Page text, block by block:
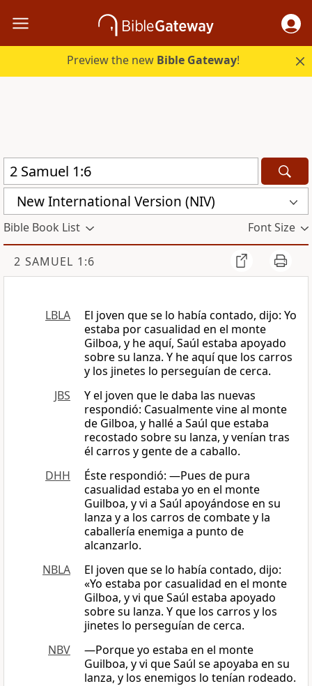
Preview the new Bible Gateway!
New International Version (NIV)
Bible Book List Font Size
2 SAMUEL 1:6
LBLA
El joven que se lo había contado, dijo: Yo
estaba por casualidad en el monte
Gilboa, y he aquí, Saúl estaba apoyado
sobre su lanza. Y he aquí que los carros
y los jinetes lo perseguían de cerca.
JBS
Y el joven que le daba las nuevas
respondió: Casualmente vine al monte
de Gilboa, y hallé a Saúl que estaba
recostado sobre su lanza, y venían tras
él carros y gente de a caballo.
DHH
Éste respondió: —Pues de pura
casualidad estaba yo en el monte
Guilboa, y vi a Saúl apoyándose en su
lanza y a los carros de combate y la
caballería enemiga a punto de
alcanzarlo.
NBLA
El joven que se lo había contado, dijo:
«Yo estaba por casualidad en el monte
Gilboa, y vi que Saúl estaba apoyado
sobre su lanza. Y que los carros y los
jinetes lo perseguían de cerca.
NBV
―Porque yo estaba en el monte
Guilboa, y vi que Saúl se apoyaba en su
lanza, y los enemigos lo tenían rodeado.